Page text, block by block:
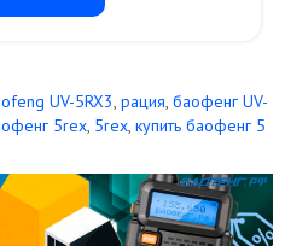
UV-5RX3, рация, баофенг UV-
5rex, 5rex, купить баофенг 5